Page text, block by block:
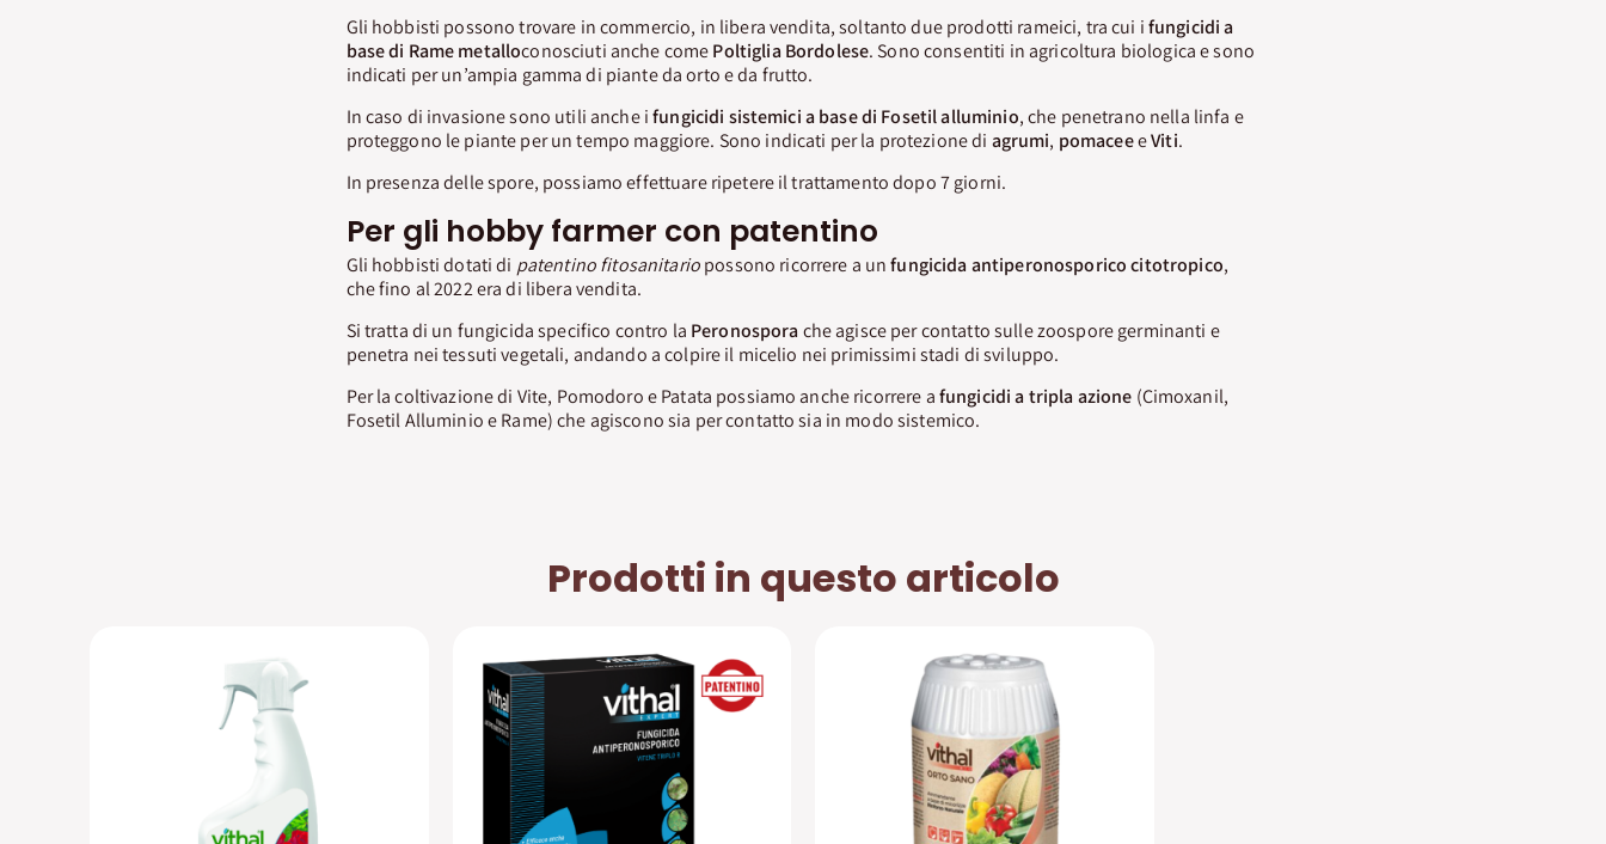
Gli hobbisti possono trovare in commercio, in libera vendita, soltanto due prodotti rameici, tra cui ifungicidi a
base di Rame metalloconosciuti anche comePoltiglia Bordolese. Sono consentiti in agricoltura biologica e sono
indicati per un’ampia gamma di piante da orto e da frutto.
In caso di invasione sono utili anche ifungicidi sistemici a base di Fosetil alluminio, che penetrano nella linfa e
proteggono le piante per un tempo maggiore. Sono indicati per la protezione di agrumi, pomaceeeViti.
In presenza delle spore, possiamo effettuare ripetere il trattamento dopo 7 giorni.
Per gli hobby farmer con patentino
Gli hobbisti dotati di patentino fitosanitariopossono ricorrere a unfungicida antiperonosporico citotropico,
che fino al 2022 era di libera vendita.
Si tratta di un fungicida specifico contro la Peronospora che agisce per contatto sulle zoospore germinanti e
penetra nei tessuti vegetali, andando a colpire il micelio nei primissimi stadi di sviluppo.
Per la coltivazione di Vite, Pomodoro e Patata possiamo anche ricorrere afungicidi a tripla azione (Cimoxanil,
Fosetil Alluminio e Rame) che agiscono sia per contatto sia in modo sistemico.
Prodotti in questo articolo